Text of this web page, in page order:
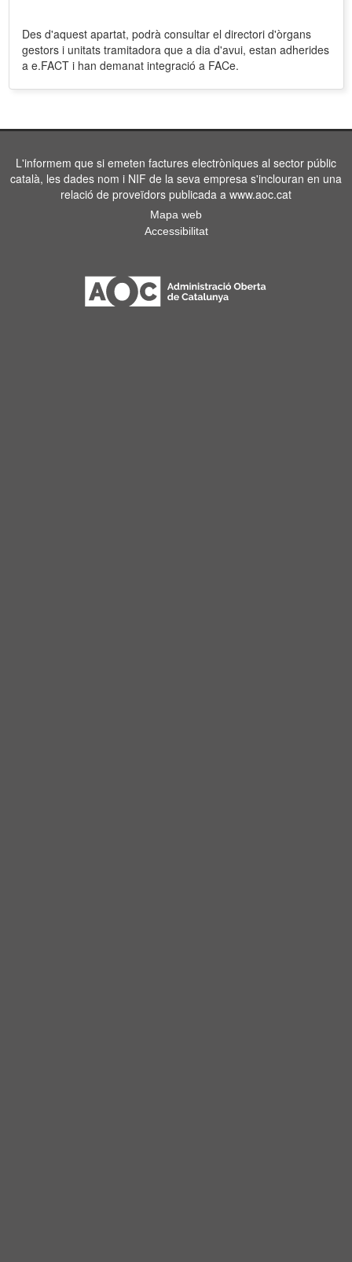
Des d'aquest apartat, podrà consultar el directori d'òrgans
gestors i unitats tramitadora que a dia d'avui, estan adherides
a e.FACT i han demanat integració a FACe.
L'informem que si emeten factures electròniques al sector públic
català, les dades nom i NIF de la seva empresa s'inclouran en una
relació de proveïdors publicada a www.aoc.cat
Mapa web
Accessibilitat